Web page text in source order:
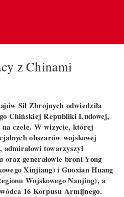
z Chinami
Sił Zbrojnych odwiedziła
Chińskiej Republiki Ludowej,
na czele. W wizycie, której
obszarów wojskowej
towarzyszył
generałowie broni Yong
Xinjiang) i Guoxian Huang
Wojskowego Nanjing), a
16 Korpusu Armijnego.